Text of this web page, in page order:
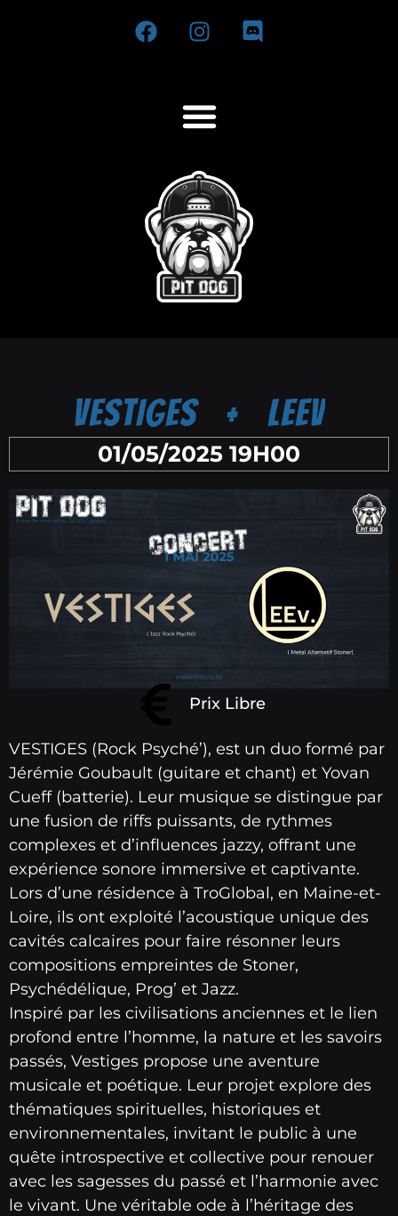
VESTIGES + LEEV
01/05/2025 19H00
Prix Libre
VESTIGES (Rock Psyché’), est un duo formé par
Jérémie Goubault (guitare et chant) et Yovan
Cueff (batterie). Leur musique se distingue par
une fusion de riffs puissants, de rythmes
complexes et d’influences jazzy, offrant une
expérience sonore immersive et captivante.
Lors d’une résidence à TroGlobal, en Maine-et-
Loire, ils ont exploité l’acoustique unique des
cavités calcaires pour faire résonner leurs
compositions empreintes de Stoner,
Psychédélique, Prog’ et Jazz.
Inspiré par les civilisations anciennes et le lien
profond entre l’homme, la nature et les savoirs
passés, Vestiges propose une aventure
musicale et poétique. Leur projet explore des
thématiques spirituelles, historiques et
environnementales, invitant le public à une
quête introspective et collective pour renouer
avec les sagesses du passé et l’harmonie avec
le vivant. Une véritable ode à l’héritage des